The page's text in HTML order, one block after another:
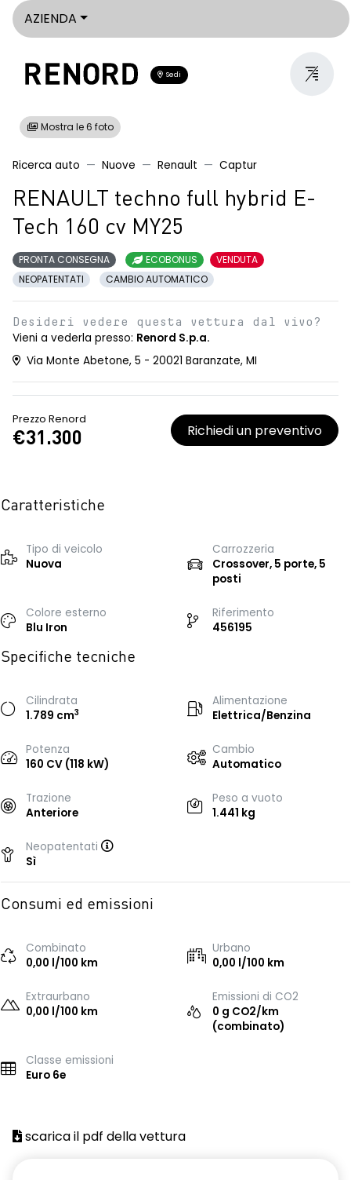
AZIENDA
Sedi
Mostra le 6 foto
Ricerca auto Nuove Renault Captur
RENAULT techno full hybrid E-
Tech 160 cv MY25
PRONTA CONSEGNA ECOBONUS
VENDUTA
NEOPATENTATI
CAMBIO AUTOMATICO
Desideri vedere questa vettura dal vivo?
Vieni a vederla presso: Renord S.p.a.
Via Monte Abetone, 5 - 20021 Baranzate, MI
Prezzo Renord
€31.300 Richiedi un preventivo
Caratteristiche
Tipo di veicolo
Nuova
Carrozzeria
Crossover, 5 porte, 5
posti
Colore esterno
Blu Iron
Riferimento
456195
Specifiche tecniche
Cilindrata
1.789 cm3
Alimentazione
Elettrica/Benzina
Potenza
160 CV (118 kW)
Cambio
Automatico
Trazione
Anteriore
Peso a vuoto
1.441 kg
Neopatentati
Sì
Consumi ed emissioni
Combinato
0,00 l/100 km
Urbano
0,00 l/100 km
Extraurbano
0,00 l/100 km
Emissioni di CO2
0 g CO2/km
(combinato)
Classe emissioni
Euro 6e
scarica il pdf della vettura